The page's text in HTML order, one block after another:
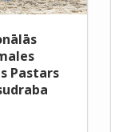
Pastars